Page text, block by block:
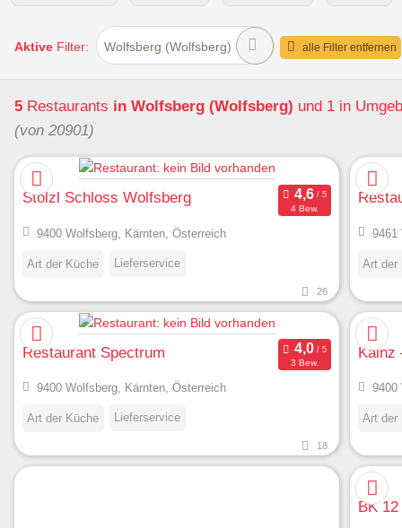
Hunde erlaubt Kapazität Sitzplätze im Freien
Aktive Filter: Wolfsberg (Wolfsberg) alle Filter entfernen
5 Restaurants in Wolfsberg (Wolfsberg) und 1 in
(von 20901)
Stölzl Schloss Wolfsberg
4 Bew.
9400 Wolfsberg, Kärnten, Österreich
Art der Küche Lieferservice
26
9461
Art der
Restaurant Spectrum
3 Bew.
9400 Wolfsberg, Kärnten, Österreich
Art der Küche Lieferservice
18
Kainz
9400
Art der
BK